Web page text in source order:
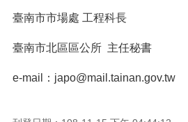
臺南市市場處 工程科長
臺南市北區區公所 主任秘書
e-mail：japo@mail.tainan.gov.tw